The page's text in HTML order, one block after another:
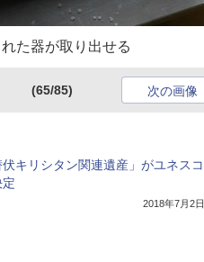
た器が取り出せる
(65/85) 次の画像
伏キリシタン関連遺産」がユネスコ
2018年7月2日